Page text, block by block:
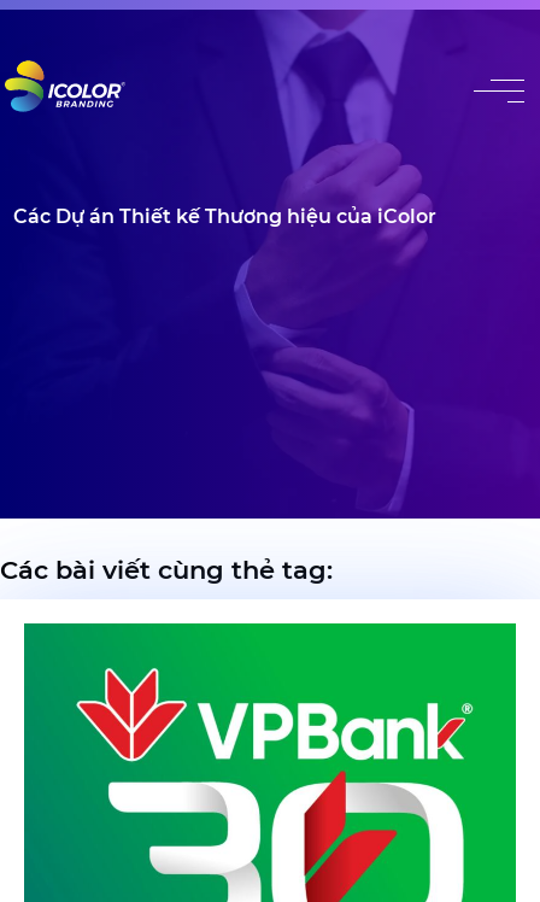
#
Các Dự án Thiết kế Thương hiệu của iColor
Đã có 9000+ khách hàng tin tưởng sử dụng dịch vụ
Các bài viết cùng thẻ tag: